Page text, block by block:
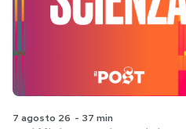
7 agosto 26 - 37 min